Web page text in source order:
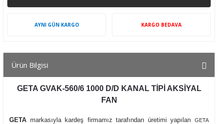
AYNI GÜN KARGO KARGO BEDAVA
Ürün Bilgisi
GETA GVAK-560/6 1000 D/D KANAL TİPİ AKSİYAL
FAN
GETA markasıyla kardeş firmamız tarafından üretimi yapılan GETA